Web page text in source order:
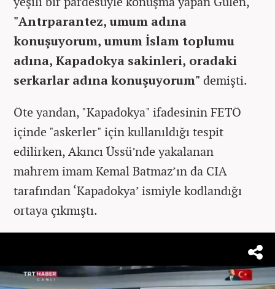
"Antrparantez, umum adına
konuşuyorum, umum İslam toplumu
adına, Kapadokya sakinleri, oradaki
serkarlar adına konuşuyorum" demişti.
Öte yandan, "Kapadokya" ifadesinin FETÖ
içinde "askerler" için kullanıldığı tespit
edilirken, Akıncı Üssü’nde yakalanan
mahrem imam Kemal Batmaz’ın da CIA
tarafından ‘Kapadokya’ ismiyle kodlandığı
ortaya çıkmıştı.